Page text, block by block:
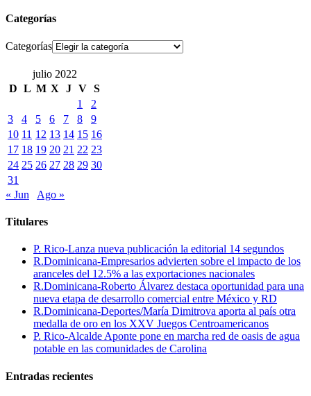
Categorías
Categorías
julio 2022
D L M X J V S
1
2
3
4 5 6 7 8
9
10 11 12 13 14 15 16
17 18 19 20 21 22 23
24 25 26 27 28 29 30
31
« Jun
Ago »
Titulares
P. Rico-Lanza nueva publicación la editorial 14 segundos
R.Dominicana-Empresarios advierten sobre el impacto de los
aranceles del 12.5% a las exportaciones nacionales
R.Dominicana-Roberto Álvarez destaca oportunidad para una
nueva etapa de desarrollo comercial entre México y RD
R.Dominicana-Deportes/María Dimitrova aporta al país otra
medalla de oro en los XXV Juegos Centroamericanos
P. Rico-Alcalde Aponte pone en marcha red de oasis de agua
potable en las comunidades de Carolina
Entradas recientes